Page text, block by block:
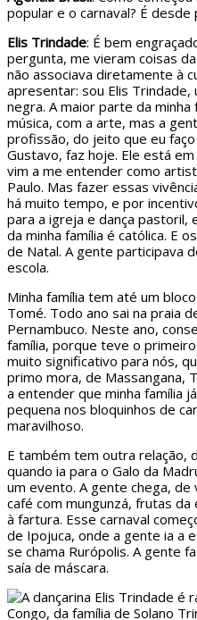
popular e o carnaval? É desde
Elis Trindade: É bem
pergunta, me vieram coisas
não associava diretamente à
apresentar: sou Elis Trindade,
negra. A maior parte da
música, com a arte, mas a
profissão, do jeito que eu
Gustavo, faz hoje. Ele está
vim a me entender como
Paulo. Mas fazer essas
há muito tempo, e por
para a igreja e dança pastoril,
da minha família é católica. E
de Natal. A gente participava
escola.
Minha família tem até um
Tomé. Todo ano sai na praia
Pernambuco. Neste ano,
família, porque teve o
muito significativo para nós,
primo mora, de Massangana,
a entender que minha família
pequena nos bloquinhos de
maravilhoso.
E também tem outra relação,
quando ia para o Galo da
um evento. A gente chega,
café com mungunzá, frutas
à fartura. Esse carnaval
de Ipojuca, onde a gente ia a
se chama Rurópolis. A gente
saía de máscara.